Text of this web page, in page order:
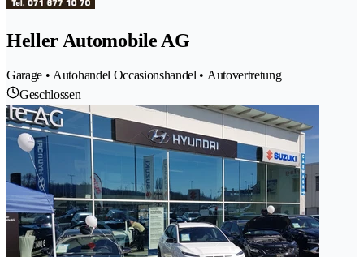
Heller Automobile AG
Garage • Autohandel Occasionshandel • Autovertretung
Geschlossen